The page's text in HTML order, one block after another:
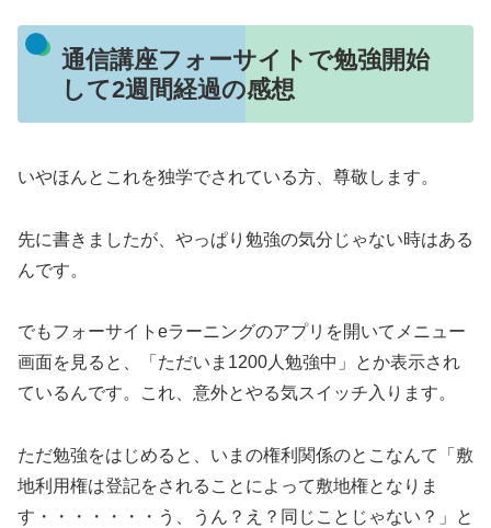
通信講座フォーサイトで勉強開始
して2週間経過の感想
いやほんとこれを独学でされている方、尊敬します。
先に書きましたが、やっぱり勉強の気分じゃない時はある
んです。
でもフォーサイトeラーニングのアプリを開いてメニュー
画面を見ると、「ただいま1200人勉強中」とか表示され
ているんです。これ、意外とやる気スイッチ入ります。
ただ勉強をはじめると、いまの権利関係のとこなんて「敷
地利用権は登記をされることによって敷地権となりま
す・・・・・・・う、うん？え？同じことじゃない？」と